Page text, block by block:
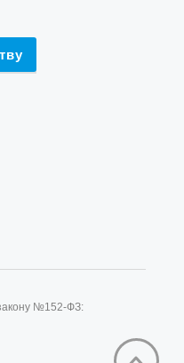
№152-ФЗ: